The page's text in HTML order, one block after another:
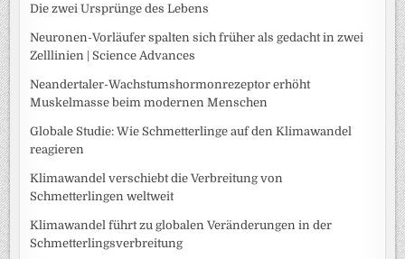
Die zwei Ursprünge des Lebens
Neuronen-Vorläufer spalten sich früher als gedacht in zwei
Zelllinien | Science Advances
Neandertaler-Wachstumshormonrezeptor erhöht
Muskelmasse beim modernen Menschen
Globale Studie: Wie Schmetterlinge auf den Klimawandel
reagieren
Klimawandel verschiebt die Verbreitung von
Schmetterlingen weltweit
Klimawandel führt zu globalen Veränderungen in der
Schmetterlingsverbreitung